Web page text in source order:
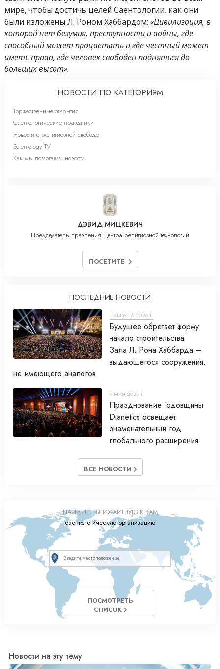
мире, чтобы достичь целей Саентологии, как они
были изложены Л. Роном Хаббардом: «Цивилизация, в
которой нет безумия, преступности и войны, где
способный может процветать и где честный может
иметь права, где человек свободен подняться до
больших высот».
НОВОСТИ ПО КАТЕГОРИЯМ
Торжественные открытия
Саентологические праздники
Новости о религиозной свободе
Scientology TV
Как мы помогаем: новости
ДЭВИД МИЦКЕВИЧ
Председатель правления Центра религиозной технологии
ПОСЕТИТЕ
ПОСЛЕДНИЕ НОВОСТИ
1 АВГУСТА 2026 Г.
Будущее обретает форму:
начало строительства
Зала Л. Рона Хаббарда –
выдающегося сооружения,
не имеющего аналогов
9 МАЯ 2026 Г.
Празднование Годовщины
Dianetics освещает
знаменательный год
глобального расширения
ВСЕ НОВОСТИ
НАЙДИТЕ БЛИЖАЙШУЮ К ВАМ
саентологическую организацию
ПОСМОТРЕТЬ
СПИСОК
Новости на эту тему